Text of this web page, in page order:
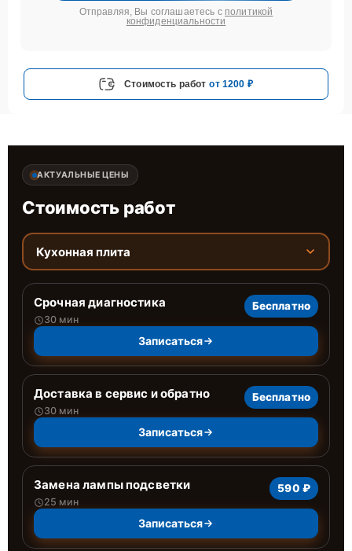
Отправляя, Вы соглашаетесь с политикой
конфиденциальности
Стоимость работ от 1200 ₽
АКТУАЛЬНЫЕ ЦЕНЫ
Стоимость работ
Кухонная плита
Срочная диагностика
30 мин
Бесплатно
Записаться
Доставка в сервис и обратно
30 мин
Бесплатно
Записаться
Замена лампы подсветки
25 мин
590 ₽
Записаться